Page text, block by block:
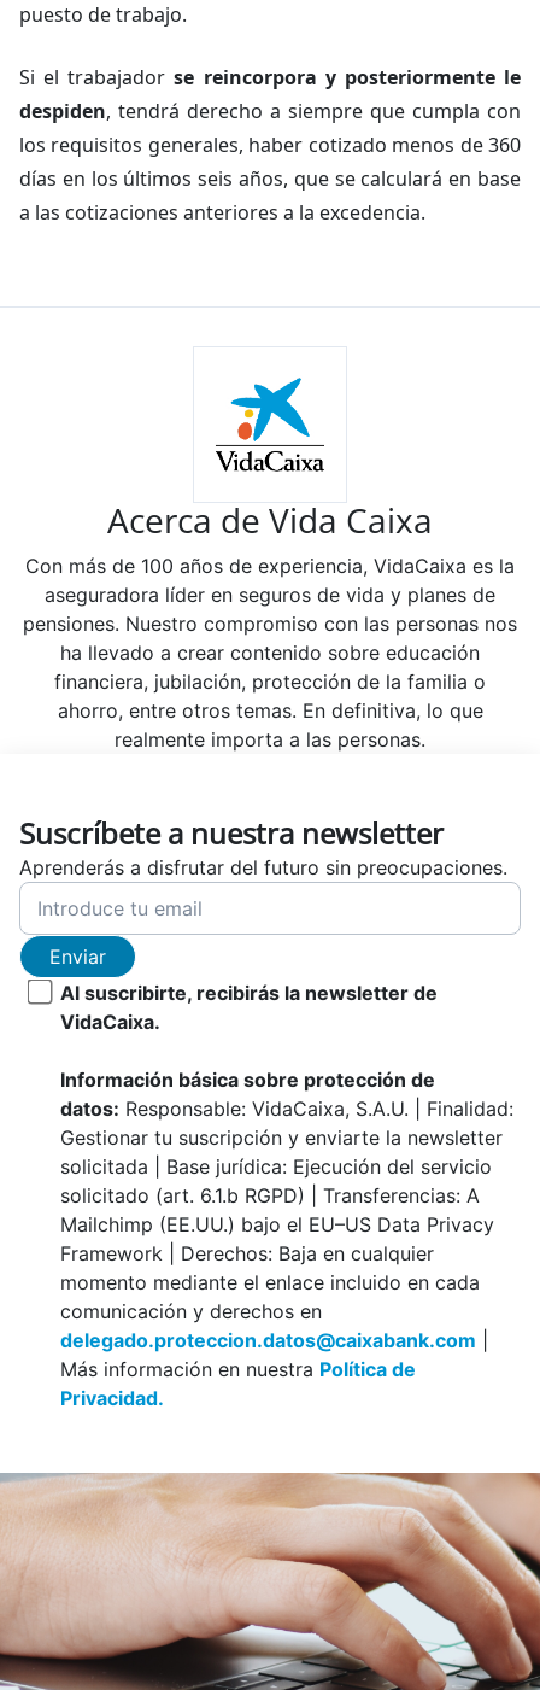
puesto de trabajo.
Si el trabajadorse reincorpora y posteriormente le
despiden, tendrá derecho a siempre que cumpla con
los requisitos generales, haber cotizado menos de 360
días en los últimos seis años, que se calculará en base
a las cotizaciones anteriores a la excedencia.
Acerca de Vida Caixa
Con más de 100 años de experiencia, VidaCaixa es la
aseguradora líder en seguros de vida y planes de
pensiones. Nuestro compromiso con las personas nos
ha llevado a crear contenido sobre educación
financiera, jubilación, protección de la familia o
ahorro, entre otros temas. En definitiva, lo que
realmente importa a las personas.
Suscríbete a nuestra newsletter
Aprenderás a disfrutar del futuro sin preocupaciones.
Enviar
Al suscribirte, recibirás la newsletter de
VidaCaixa.
Información básica sobre protección de
datos: Responsable: VidaCaixa, S.A.U. | Finalidad:
Gestionar tu suscripción y enviarte la newsletter
solicitada | Base jurídica: Ejecución del servicio
solicitado (art. 6.1.b RGPD) | Transferencias: A
Mailchimp (EE.UU.) bajo el EU–US Data Privacy
Framework | Derechos: Baja en cualquier
momento mediante el enlace incluido en cada
comunicación y derechos en
delegado.proteccion.datos@caixabank.com
Más información en nuestra Política de
Privacidad.